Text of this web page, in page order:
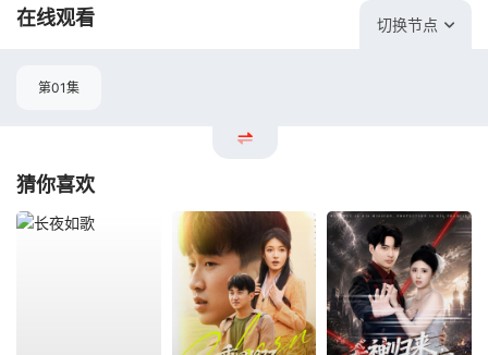
在线观看 切换节点
第01集
猜你喜欢